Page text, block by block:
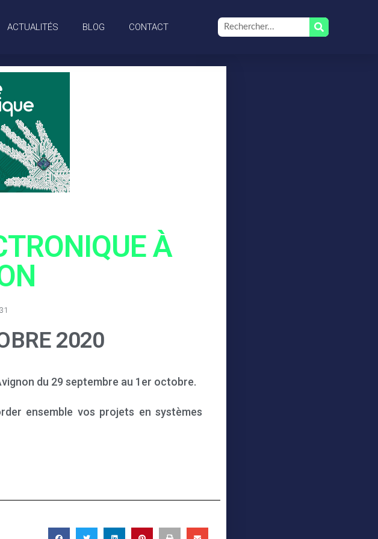
ACTUALITÉS BLOG CONTACT
À
2020
du 29 septembre au 1er octobre.
ensemble vos projets en systèmes